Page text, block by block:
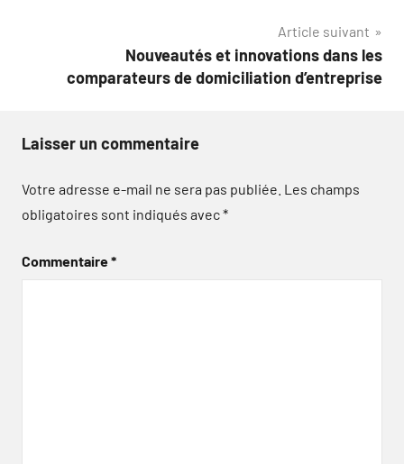
Article suivant
Nouveautés et innovations dans les
comparateurs de domiciliation d’entreprise
Laisser un commentaire
Votre adresse e-mail ne sera pas publiée. Les champs
obligatoires sont indiqués avec*
Commentaire*